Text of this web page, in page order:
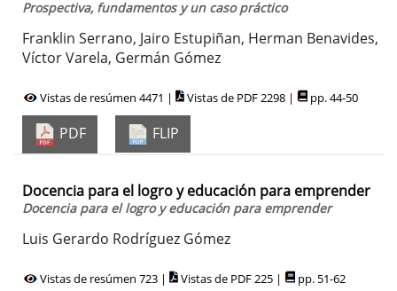
Prospectiva, fundamentos y un caso práctico
Franklin Serrano, Jairo Estupiñan, Herman Benavides,
Víctor Varela, Germán Gómez
Vistas de resúmen 4471 | Vistas de PDF 2298 | pp. 44-50
PDF FLIP
Docencia para el logro y educación para emprender
Docencia para el logro y educación para emprender
Luis Gerardo Rodríguez Gómez
Vistas de resúmen 723 | Vistas de PDF 225 | pp. 51-62